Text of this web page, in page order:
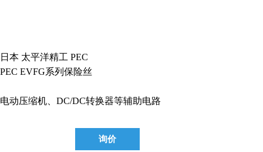
日本 太平洋精工 PEC
PEC EVFG系列保险丝
电动压缩机、DC/DC转换器等辅助电路
询价